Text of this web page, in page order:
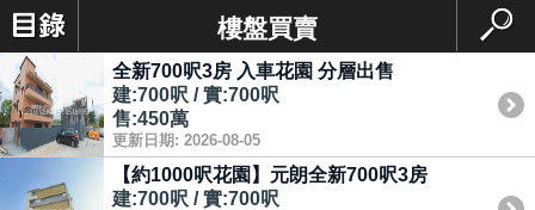
樓盤買賣
全新700呎3房 入車花園 分層出售
建:700呎 / 實:700呎
售:450萬
更新日期: 2026-08-05
【約1000呎花園】元朗全新700呎3房
建:700呎 / 實:700呎